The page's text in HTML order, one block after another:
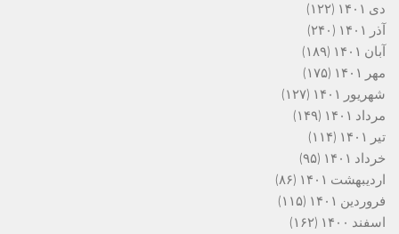
دی ۱۴۰۱
(۱۲۲)
آذر ۱۴۰۱
(۲۴۰)
آبان ۱۴۰۱
(۱۸۹)
مهر ۱۴۰۱
(۱۷۵)
شهریور ۱۴۰۱
(۱۲۷)
مرداد ۱۴۰۱
(۱۴۹)
تیر ۱۴۰۱
(۱۱۴)
خرداد ۱۴۰۱
(۹۵)
اردیبهشت ۱۴۰۱
(۸۶)
فروردین ۱۴۰۱
(۱۱۵)
اسفند ۱۴۰۰
(۱۶۲)